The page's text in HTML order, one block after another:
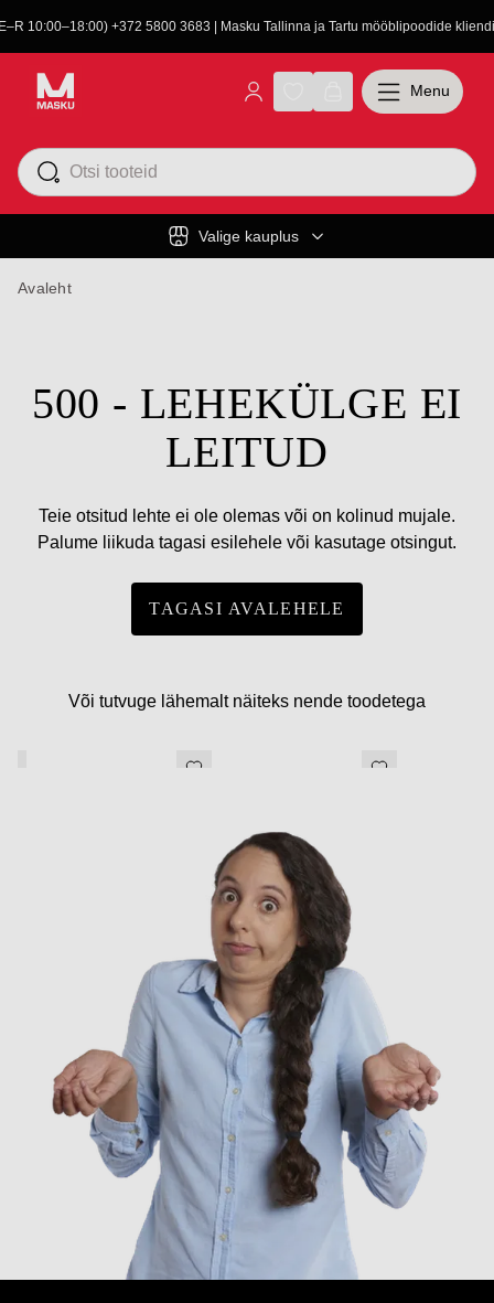
10:00–18:00) +372 5800 3683 | Masku Tallinna ja Tartu mööblipoodide
Valige kauplus
Menu
Avaleht
500 - LEHEKÜLGE EI
LEITUD
Teie otsitud lehte ei ole olemas või on kolinud mujale.
Palume liikuda tagasi esilehele või kasutage otsingut.
TAGASI AVALEHELE
Või tutvuge lähemalt näiteks nende toodetega